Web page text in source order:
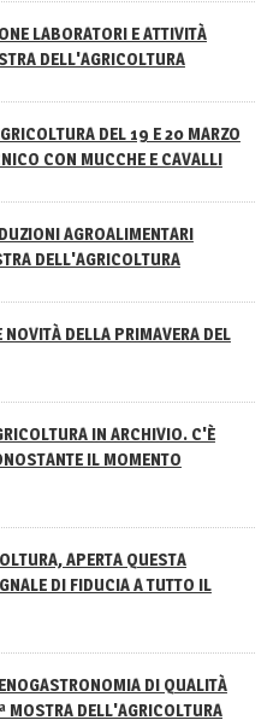
LABORATORI E ATTIVITÀ
DELL'AGRICOLTURA
DEL 19 E 20 MARZO
CON MUCCHE E CAVALLI
AGROALIMENTARI
DELL'AGRICOLTURA
DELLA PRIMAVERA DEL
IN ARCHIVIO. C'È
IL MOMENTO
APERTA QUESTA
DI FIDUCIA A TUTTO IL
DI QUALITÀ
MOSTRA DELL'AGRICOLTURA